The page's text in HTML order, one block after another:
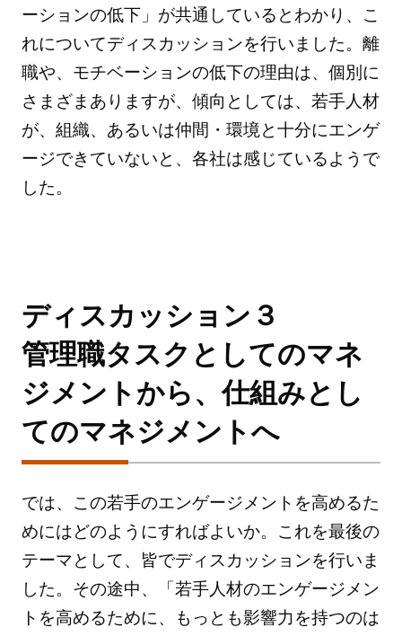
ーションの低下」が共通しているとわかり、こ
れについてディスカッションを行いました。離
職や、モチベーションの低下の理由は、個別に
さまざまありますが、傾向としては、若手人材
が、組織、あるいは仲間・環境と十分にエンゲ
ージできていないと、各社は感じているようで
した。
ディスカッション３
管理職タスクとしてのマネ
ジメントから、仕組みとし
てのマネジメントへ
では、この若手のエンゲージメントを高めるた
めにはどのようにすればよいか。これを最後の
テーマとして、皆でディスカッションを行いま
した。その途中、「若手人材のエンゲージメン
トを高めるために、もっとも影響力を持つのは